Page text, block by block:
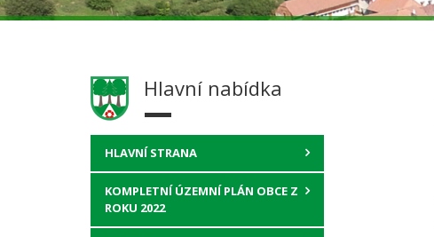
Hlavní nabídka
HLAVNÍ STRANA
KOMPLETNÍ ÚZEMNÍ PLÁN OBCE Z
ROKU 2022